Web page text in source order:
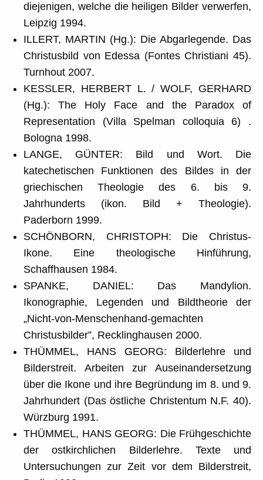
diejenigen, welche die heiligen Bilder verwerfen,
Leipzig 1994.
ILLERT, MARTIN (Hg.): Die Abgarlegende. Das
Christusbild von Edessa (Fontes Christiani 45).
Turnhout 2007.
KESSLER, HERBERT L. / WOLF, GERHARD
(Hg.): The Holy Face and the Paradox of
Representation (Villa Spelman colloquia 6) .
Bologna 1998.
LANGE, GÜNTER: Bild und Wort. Die
katechetischen Funktionen des Bildes in der
griechischen Theologie des 6. bis 9.
Jahrhunderts (ikon. Bild + Theologie).
Paderborn 1999.
SCHÖNBORN, CHRISTOPH: Die Christus-
Ikone. Eine theologische Hinführung,
Schaffhausen 1984.
SPANKE, DANIEL: Das Mandylion.
Ikonographie, Legenden und Bildtheorie der
„Nicht-von-Menschenhand-gemachten
Christusbilder”, Recklinghausen 2000.
THÜMMEL, HANS GEORG: Bilderlehre und
Bilderstreit. Arbeiten zur Auseinandersetzung
über die Ikone und ihre Begründung im 8. und 9.
Jahrhundert (Das östliche Christentum N.F. 40).
Würzburg 1991.
THÜMMEL, HANS GEORG: Die Frühgeschichte
der ostkirchlichen Bilderlehre. Texte und
Untersuchungen zur Zeit vor dem Bilderstreit,